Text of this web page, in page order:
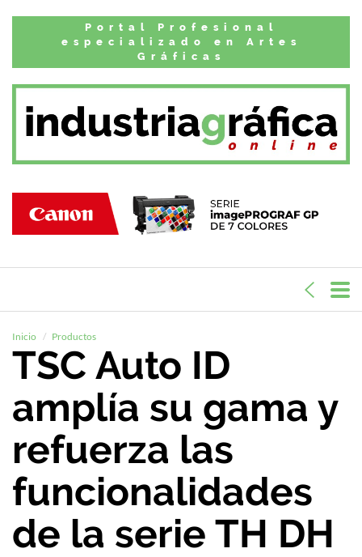
Portal Profesional
especializado en Artes
Gráficas
Inicio Productos
TSC Auto ID
amplía su gama y
refuerza las
funcionalidades
de la serie TH DH